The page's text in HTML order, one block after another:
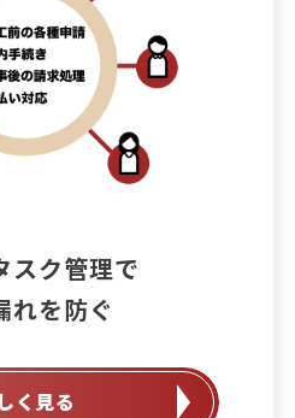
スク管理で
れを防ぐ
く見る